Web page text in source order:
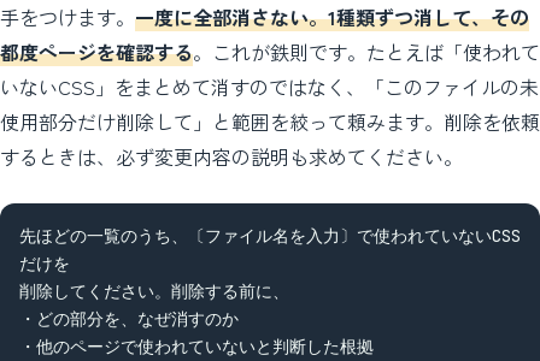
手をつけます。 一度に全部消さない。1種類ずつ消して、その
都度ページを確認する。これが鉄則です。たとえば「使われて
いないCSS」をまとめて消すのではなく、「このファイルの未
使用部分だけ削除して」と範囲を絞って頼みます。削除を依頼
するときは、必ず変更内容の説明も求めてください。
先ほどの一覧のうち、〔ファイル名を入力〕で使われていないCSS
だけを
削除してください。削除する前に、
・どの部分を、なぜ消すのか
・他のページで使われていないと判断した根拠